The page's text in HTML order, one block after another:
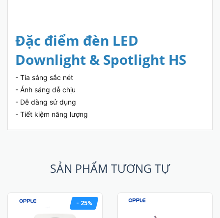
Đặc điểm đèn LED
Downlight & Spotlight HS
- Tia sáng sắc nét
- Ánh sáng dễ chịu
- Dễ dàng sử dụng
- Tiết kiệm năng lượng
SẢN PHẨM TƯƠNG TỰ
- 25%